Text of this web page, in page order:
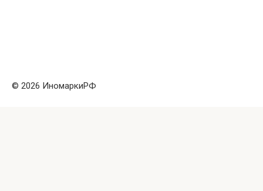
© 2026 ИномаркиРФ